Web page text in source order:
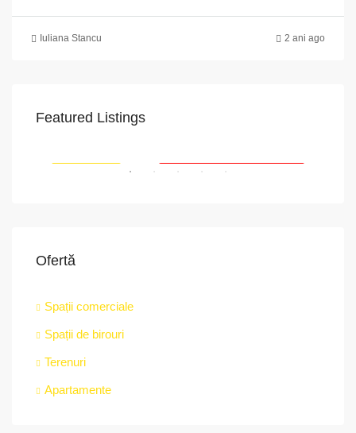
Iuliana Stancu 2 ani ago
Featured Listings
PROPRIETATEA A FOST ÎNCHIRIATĂ
Ofertă
Spații comerciale
Spații de birouri
Terenuri
Apartamente